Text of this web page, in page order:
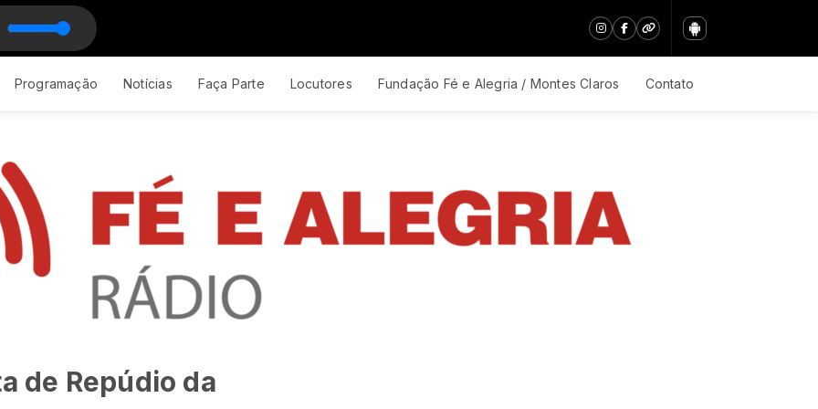
Programação Notícias Faça Parte Locutores Fundação Fé e Alegria / Montes Claros Contato
de Repúdio da